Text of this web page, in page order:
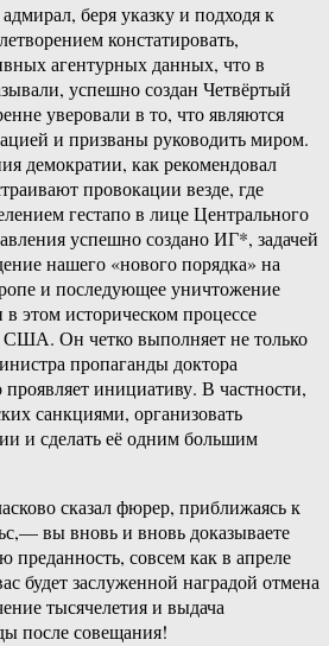
беря указку и подходя к
констатировать,
агентурных данных, что в
успешно создан Четвёртый
уверовали в то, что являются
и призваны руководить миром.
демократии, как рекомендовал
провокации везде, где
гестапо в лице Центрального
успешно создано ИГ*, задачей
нашего «нового порядка» на
и последующее уничтожение
этом историческом процессе
США. Он четко выполняет не только
пропаганды доктора
инициативу. В частности,
санкциями, организовать
и сделать её одним большим
сказал фюрер, приближаясь к
вы вновь и вновь доказываете
преданность, совсем как в апреле
будет заслуженной наградой отмена
тысячелетия и выдача
после совещания!